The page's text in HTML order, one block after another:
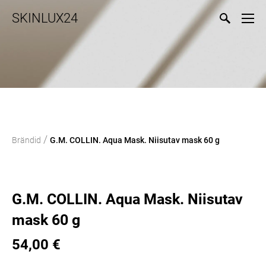
SKINLUX24
Brändid / G.M. COLLIN. Aqua Mask. Niisutav mask 60 g
G.M. COLLIN. Aqua Mask. Niisutav
mask 60 g
54,00 €